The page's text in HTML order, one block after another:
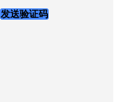
发送验证码